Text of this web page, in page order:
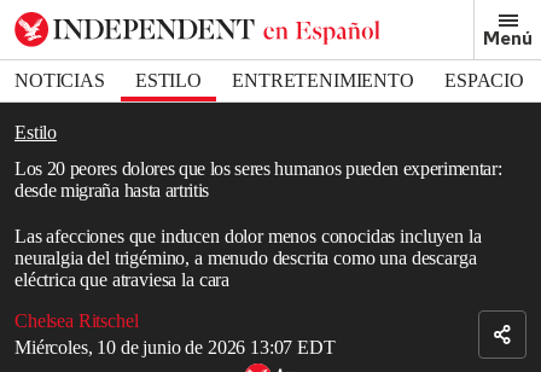
Menú
NOTICIAS ESTILO ENTRETENIMIENTO
ESPACIO
DEPORTES
Estilo
Los 20 peores dolores que los seres humanos pueden experimentar:
desde migraña hasta artritis
Las afecciones que inducen dolor menos conocidas incluyen la
neuralgia del trigémino, a menudo descrita como una descarga
eléctrica que atraviesa la cara
Chelsea Ritschel
Miércoles, 10 de junio de 2026 13:07 EDT
Bookmark popover
Removed from bookmarks
Close popover